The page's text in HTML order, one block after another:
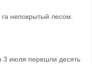
непокрытый лесом.
3 июля перешли десять